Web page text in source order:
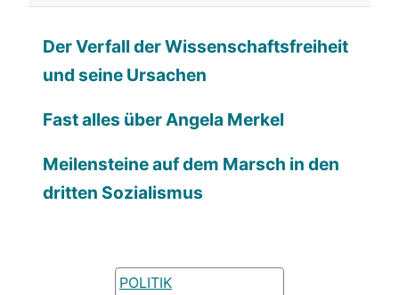
Der Verfall der Wissenschaftsfreiheit
und seine Ursachen
Fast alles über Angela Merkel
Meilensteine auf dem Marsch in den
dritten Sozialismus
POLITIK